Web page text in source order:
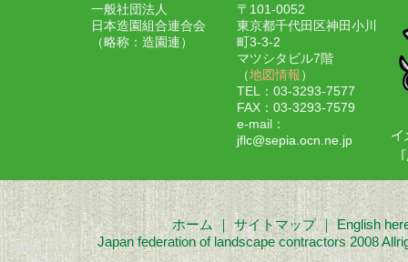
一般社団法人
日本造園組合連合会
（略称：造園連）
〒101-0052
東京都千代田区神田小川
町3-3-2
マツシタビル7階
（地図情報）
TEL：03-3293-7577
FAX：03-3293-7579
e-mail：
jflc@sepia.ocn.ne.jp
ホーム｜サイトマップ｜ English
Japan federation of landscape contractors 2008